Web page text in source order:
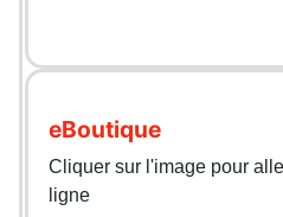
eBoutique
Cliquer sur l'image pour
ligne